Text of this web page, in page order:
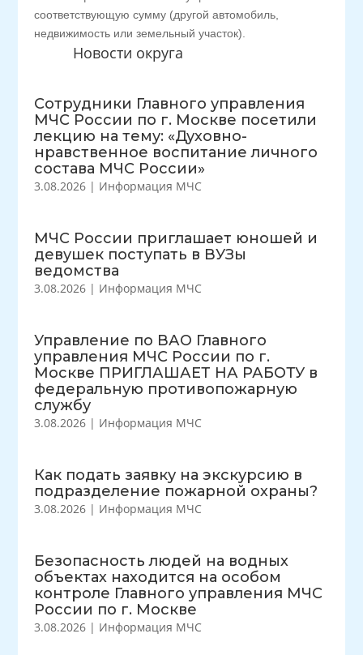
Новости округа
Сотрудники Главного управления
МЧС России по г. Москве посетили
лекцию на тему: «Духовно-
нравственное воспитание личного
состава МЧС России»
3.08.2026 | Информация МЧС
МЧС России приглашает юношей и
девушек поступать в ВУЗы
ведомства
3.08.2026 | Информация МЧС
Управление по ВАО Главного
управления МЧС России по г.
Москве ПРИГЛАШАЕТ НА РАБОТУ в
федеральную противопожарную
службу
3.08.2026 | Информация МЧС
Как подать заявку на экскурсию в
подразделение пожарной охраны?
3.08.2026 | Информация МЧС
Безопасность людей на водных
объектах находится на особом
контроле Главного управления МЧС
России по г. Москве
3.08.2026 | Информация МЧС
соответствующую сумму (другой автомобиль,
недвижимость или земельный участок).